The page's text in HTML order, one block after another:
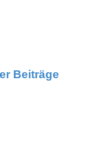
Beiträge